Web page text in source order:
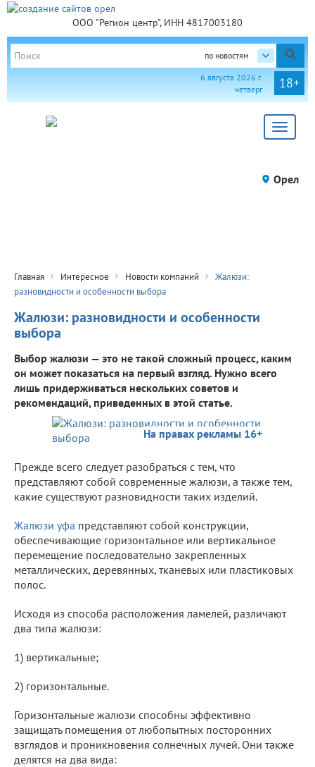
ООО "Регион центр", ИНН 4817003180
по новостям
18+
6 августа 2026 г.
четверг
Toggle
Орел
Главная Интересное Новости компаний
Жалюзи:
разновидности и особенности выбора
Жалюзи: разновидности и особенности
выбора
Выбор жалюзи — это не такой сложный процесс, каким
он может показаться на первый взгляд. Нужно всего
лишь придерживаться нескольких советов и
рекомендаций, приведенных в этой статье.
На правах рекламы 16+
Прежде всего следует разобраться с тем, что
представляют собой современные жалюзи, а также тем,
какие существуют разновидности таких изделий.
Жалюзи уфа представляют собой конструкции,
обеспечивающие горизонтальное или вертикальное
перемещение последовательно закрепленных
металлических, деревянных, тканевых или пластиковых
полос.
Исходя из способа расположения ламелей, различают
два типа жалюзи:
1) вертикальные;
2) горизонтальные.
Горизонтальные жалюзи способны эффективно
защищать помещения от любопытных посторонних
взглядов и проникновения солнечных лучей. Они также
делятся на два вида: